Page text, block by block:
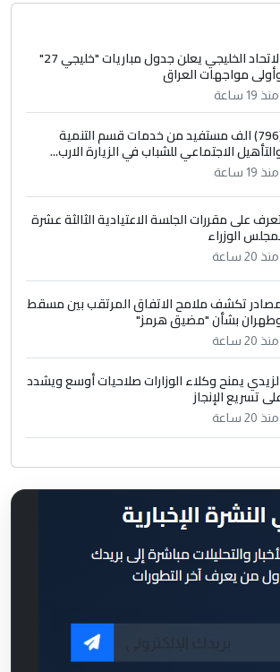
الاتحاد الخليجي يعلن جدول مباريات "خليجي 27"
مواجهات العراق
منذ 19 ساعة
(796) الف مستفيد من خدمات قسم التنمية
الاجتماعي للشباب في الزيارة الارب...
منذ 19 ساعة
على مقررات الجلسة الاعتيادية الثالثة عشرة
الوزراء
منذ 20 ساعة
تكشف ملامح الاتفاق المرتقب بين مسقط
بشأن "مضيق هرمز"
منذ 20 ساعة
يمنح وكلاء الوزارات صلاحيات أوسع ويشدد
تسريع الإنجاز
منذ 20 ساعة